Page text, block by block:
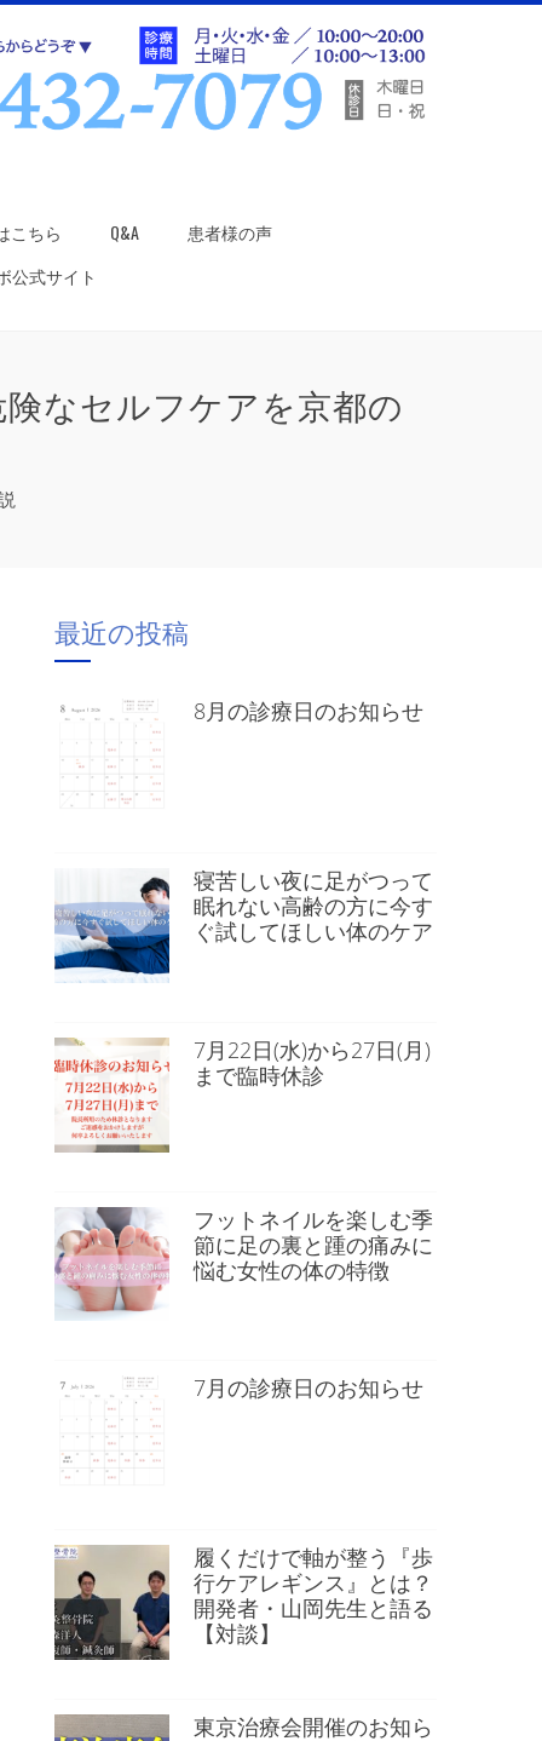
こちら Q&A
患者様の声
公式サイト
なセルフケアを京都の
最近の投稿
8月の診療日のお知らせ
寝苦しい夜に足がつって
眠れない高齢の方に今す
ぐ試してほしい体のケア
7月22日(水)から27日(月)
まで臨時休診
フットネイルを楽しむ季
節に足の裏と踵の痛みに
悩む女性の体の特徴
7月の診療日のお知らせ
履くだけで軸が整う『歩
行ケアレギンス』とは？
開発者・山岡先生と語る
【対談】
東京治療会開催のお知ら